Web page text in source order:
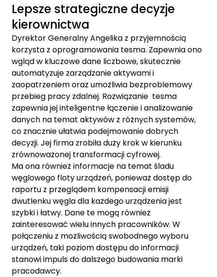
Lepsze strategiczne decyzje
kierownictwa
Dyrektor Generalny Angelika z przyjemnością
korzysta z oprogramowania tesma. Zapewnia ono
wgląd w kluczowe dane liczbowe, skutecznie
automatyzuje zarządzanie aktywami i
zaopatrzeniem oraz umożliwia bezproblemowy
przebieg pracy zdalnej. Rozwiązanie tesma
zapewnia jej inteligentne łączenie i analizowanie
danych na temat aktywów z różnych systemów,
co znacznie ułatwia podejmowanie dobrych
decyzji. Jej firma zrobiła duży krok w kierunku
zrównoważonej transformacji cyfrowej.
Ma ona również informacje na temat śladu
węglowego floty urządzeń, ponieważ dostęp do
raportu z przeglądem kompensacji emisji
dwutlenku węgla dla każdego urządzenia jest
szybki i łatwy. Dane te mogą również
zainteresować wielu innych pracowników. W
połączeniu z możliwością swobodnego wyboru
urządzeń, taki poziom dostępu do informacji
stanowi impuls do dalszego budowania marki
pracodawcy.